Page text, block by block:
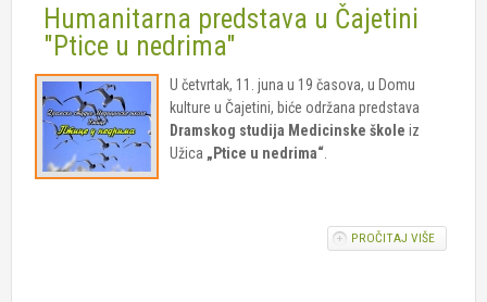
Humanitarna predstava u Čajetini
"Ptice u nedrima"
U četvrtak, 11. juna u 19 časova, u Domu
kulture u Čajetini, biće održana predstava
Dramskog studija Medicinske škole iz
Užica „Ptice u nedrima“
PROČITAJ VIŠEO